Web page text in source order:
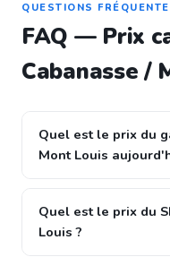
QUESTIONS
FAQ — Prix
Cabanasse /
Quel est le prix du
Mont Louis
Quel est le prix du
Louis ?